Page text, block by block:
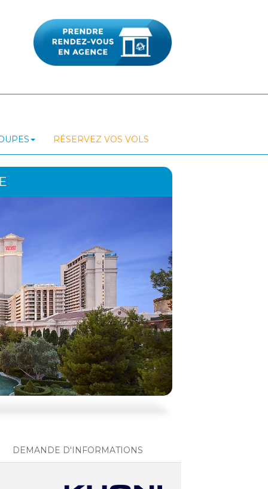
RÉSERVEZ VOS VOLS
DEMANDE D'INFORMATIONS